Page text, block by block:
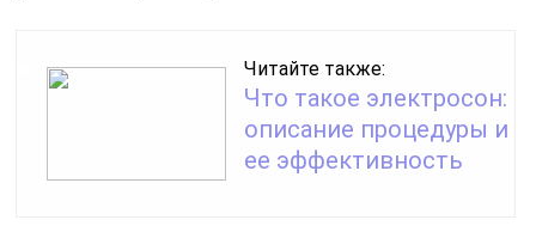
Читайте также:
Что такое электросон:
описание процедуры и
ее эффективность